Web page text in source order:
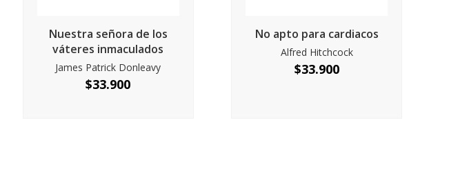
Nuestra señora de los
váteres inmaculados
James Patrick Donleavy
$33.900
No apto para cardiacos
Alfred Hitchcock
$33.900